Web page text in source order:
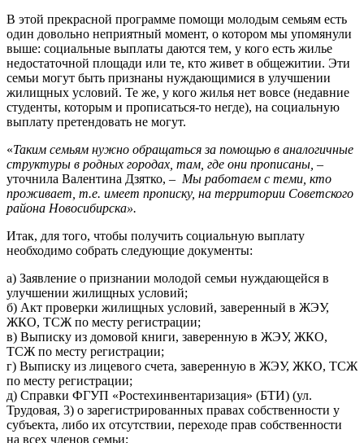
В этой прекрасной программе помощи молодым семьям есть
один довольно неприятный момент, о котором мы упомянули
выше: социальные выплаты даются тем, у кого есть жилье
недостаточной площади или те, кто живет в общежитии. Эти
семьи могут быть признаны нуждающимися в улучшении
жилищных условий. Те же, у кого жилья нет вовсе (недавние
студенты, которым и прописаться-то негде), на социальную
выплату претендовать не могут.
«Таким семьям нужно обращаться за помощью в аналогичные
структуры в родных городах, там, где они прописаны, –
уточнила Валентина Дзятко, – Мы работаем с теми, кто
проживает, т.е. имеет прописку, на территории Советского
района Новосибирска».
Итак, для того, чтобы получить социальную выплату
необходимо собрать следующие документы:
а) Заявление о признании молодой семьи нуждающейся в
улучшении жилищных условий;
б) Акт проверки жилищных условий, заверенный в ЖЭУ,
ЖКО, ТСЖ по месту регистрации;
в) Выписку из домовой книги, заверенную в ЖЭУ, ЖКО,
ТСЖ по месту регистрации;
г) Выписку из лицевого счета, заверенную в ЖЭУ, ЖКО, ТСЖ
по месту регистрации;
д) Справки ФГУП «Ростехинвентаризация» (БТИ) (ул.
Трудовая, 3) о зарегистрированных правах собственности у
субъекта, либо их отсутствии, переходе прав собственности
на всех членов семьи;